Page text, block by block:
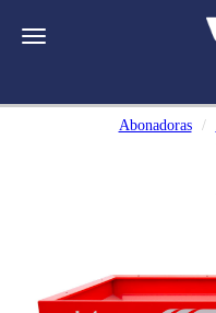
Toggle navigation
Abonadoras